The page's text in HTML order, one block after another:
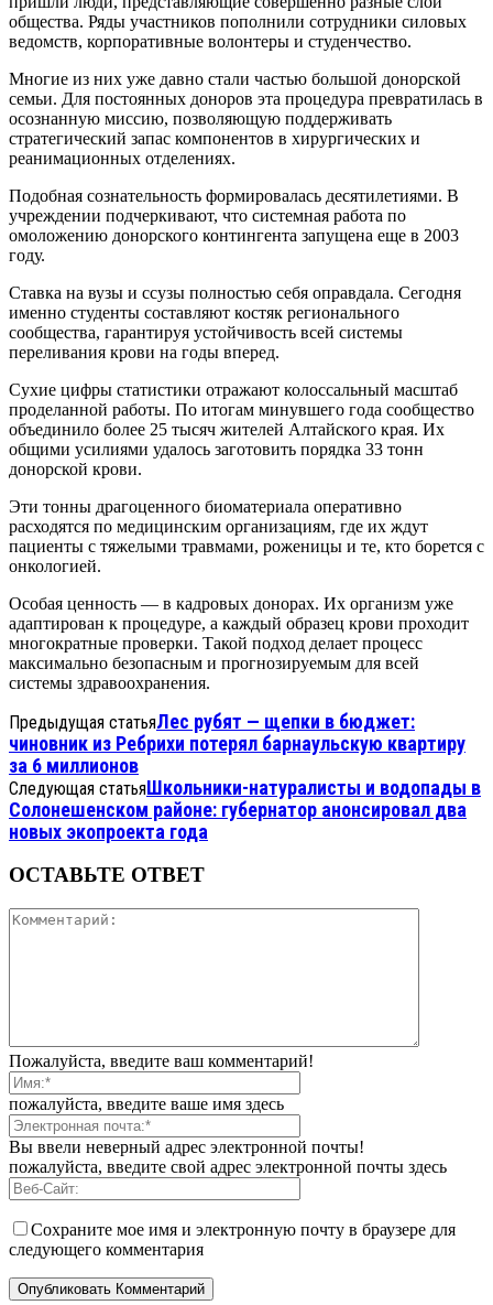
общества. Ряды участников пополнили сотрудники силовых
ведомств, корпоративные волонтеры и студенчество.
Многие из них уже давно стали частью большой донорской
семьи. Для постоянных доноров эта процедура превратилась в
осознанную миссию, позволяющую поддерживать
стратегический запас компонентов в хирургических и
реанимационных отделениях.
Подобная сознательность формировалась десятилетиями. В
учреждении подчеркивают, что системная работа по
омоложению донорского контингента запущена еще в 2003
году.
Ставка на вузы и ссузы полностью себя оправдала. Сегодня
именно студенты составляют костяк регионального
сообщества, гарантируя устойчивость всей системы
переливания крови на годы вперед.
Сухие цифры статистики отражают колоссальный масштаб
проделанной работы. По итогам минувшего года сообщество
объединило более 25 тысяч жителей Алтайского края. Их
общими усилиями удалось заготовить порядка 33 тонн
донорской крови.
Эти тонны драгоценного биоматериала оперативно
расходятся по медицинским организациям, где их ждут
пациенты с тяжелыми травмами, роженицы и те, кто борется с
онкологией.
Особая ценность — в кадровых донорах. Их организм уже
адаптирован к процедуре, а каждый образец крови проходит
многократные проверки. Такой подход делает процесс
максимально безопасным и прогнозируемым для всей
системы здравоохранения.
Предыдущая статьяЛес рубят — щепки в бюджет:
чиновник из Ребрихи потерял барнаульскую квартиру
за 6 миллионов
Следующая статьяШкольники-натуралисты и водопады в
Солонешенском районе: губернатор анонсировал два
новых экопроекта года
ОСТАВЬТЕ ОТВЕТ
Пожалуйста, введите ваш комментарий!
пожалуйста, введите ваше имя здесь
Вы ввели неверный адрес электронной почты!
пожалуйста, введите свой адрес электронной почты здесь
Сохраните мое имя и электронную почту в браузере для
следующего комментария